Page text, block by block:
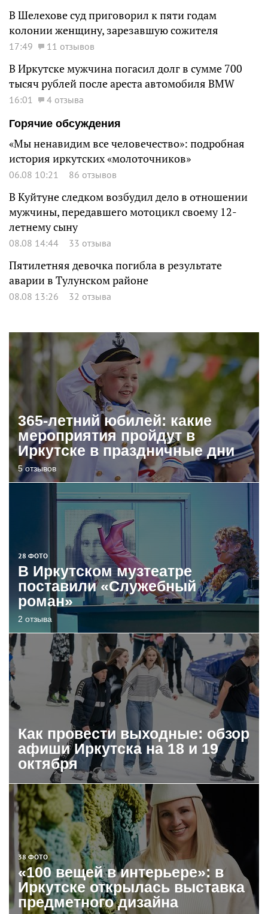
В Шелехове суд приговорил к пяти годам
колонии женщину, зарезавшую сожителя
17:49 11 отзывов
В Иркутске мужчина погасил долг в сумме 700
тысяч рублей после ареста автомобиля BMW
16:01
4 отзыва
Горячие обсуждения
«Мы ненавидим все человечество»: подробная
история иркутских «молоточников»
06.08 10:21 86 отзывов
В Куйтуне следком возбудил дело в отношении
мужчины, передавшего мотоцикл своему 12-
летнему сыну
08.08 14:44 33 отзыва
Пятилетняя девочка погибла в результате
аварии в Тулунском районе
08.08 13:26 32 отзыва
365-летний юбилей: какие
мероприятия пройдут в
Иркутске в праздничные дни
5 отзывов
28 ФОТО
В Иркутском музтеатре
поставили «Служебный
роман»
2 отзыва
Как провести выходные: обзор
афиши Иркутска на 18 и 19
октября
38 ФОТО
«100 вещей в интерьере»: в
Иркутске открылась выставка
предметного дизайна